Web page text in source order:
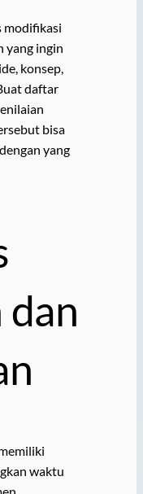
modifikasi
yang ingin
konsep,
daftar
bisa
yang
waktu